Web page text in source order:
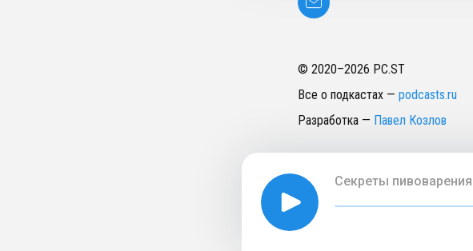
© 2020–2026 PC.ST
Все о подкастах — podcasts.ru
Разработка — Павел Козлов
Секреты пивоварения